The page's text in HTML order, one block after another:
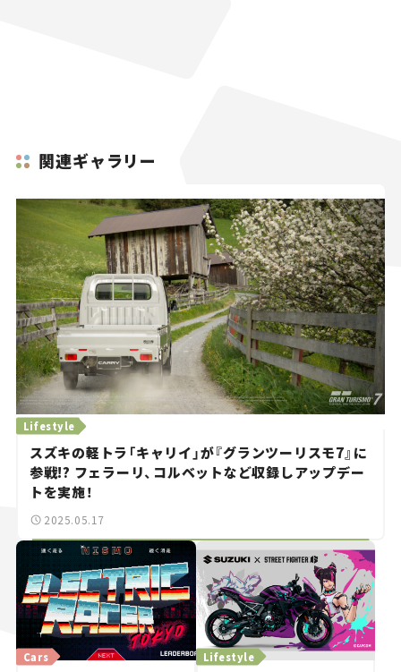
関連ギャラリー
Lifestyle
スズキの軽トラ「キャリイ」が『グランツーリスモ7』に
参戦!? フェラーリ、コルベットなど収録しアップデー
トを実施！
2025.05.17
Cars Lifestyle